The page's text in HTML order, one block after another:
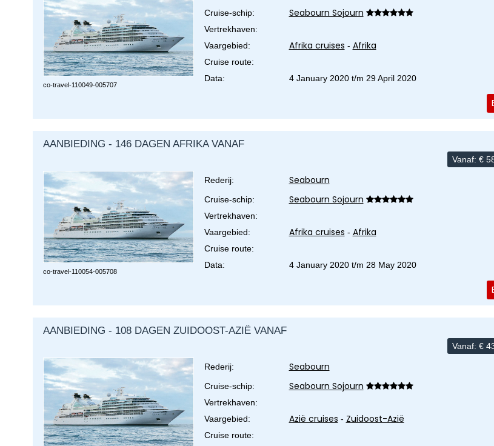
co-travel-110049-005707
Cruise-schip: Seabourn Sojourn
Vertrekhaven:
Vaargebied:
Afrika cruises - Afrika
Cruise route:
Data:
4 January 2020 t/m 29 April 2020
AANBIEDING - 146 DAGEN AFRIKA VANAF
Vanaf: €
co-travel-110054-005708
Rederij: Seabourn
Cruise-schip: Seabourn Sojourn
Vertrekhaven:
Vaargebied:
Afrika cruises - Afrika
Cruise route:
Data:
4 January 2020 t/m 28 May 2020
AANBIEDING - 108 DAGEN ZUIDOOST-AZIË VANAF
Vanaf: €
Rederij: Seabourn
Cruise-schip: Seabourn Sojourn
Vertrekhaven:
Vaargebied:
Azië cruises - Zuidoost-Azië
Cruise route: